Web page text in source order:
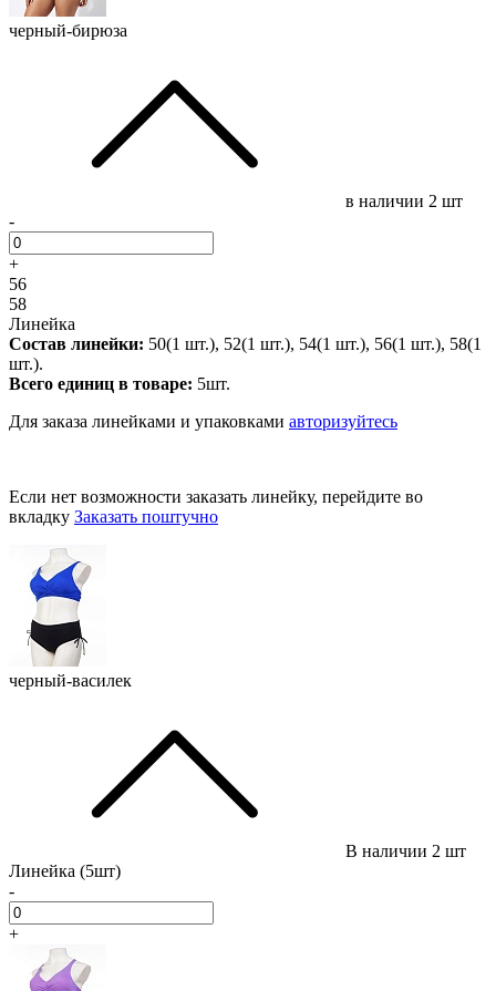
черный-бирюза
в наличии 2 шт
-
+
56
58
Линейка
Состав линейки: 50(1 шт.), 52(1 шт.), 54(1 шт.), 56(1 шт.), 58(1
шт.).
Всего единиц в товаре: 5шт.
Для заказа линейками и упаковками авторизуйтесь
Если нет возможности заказать линейку, перейдите во
вкладку Заказать поштучно
черный-василек
В наличии 2 шт
Линейка (5шт)
-
+